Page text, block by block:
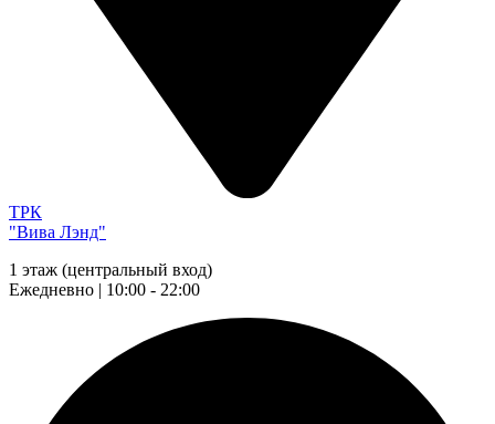
ТРК
"Вива Лэнд"
1 этаж (центральный вход)
Ежедневно | 10:00 - 22:00